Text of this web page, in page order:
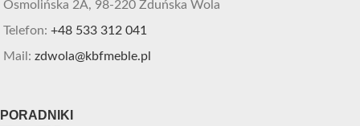
Osmolińska 2A, 98-220 Zduńska Wola
Telefon: +48 533 312 041
Mail: zdwola@kbfmeble.pl
PORADNIKI